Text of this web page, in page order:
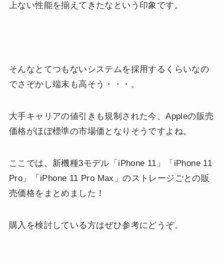
上ない性能を揃えてきたなという印象です。
そんなとてつもないシステムを採用するくらいなの
でさぞかし端末も高そう・・・。
大手キャリアの値引きも規制された今、Appleの販売
価格がほぼ標準の市場価となりそうですよね。
ここでは、新機種3モデル「iPhone 11」「iPhone 11
Pro」「iPhone 11 Pro Max」のストレージごとの販
売価格をまとめました！
購入を検討している方はぜひ参考にどうぞ。